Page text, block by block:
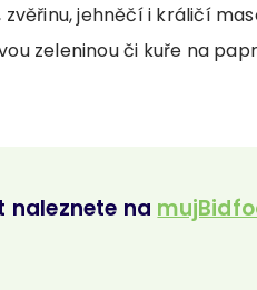
zvěřinu, jehněčí i králičí
zeleninou či kuře na
na